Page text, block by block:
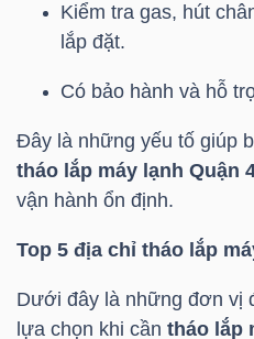
Kiểm tra gas, hút
lắp đặt.
Có bảo hành và hỗ
Đây là những yếu tố giúp
tháo lắp máy lạnh Quận
vận hành ổn định.
Top 5 địa chỉ tháo lắp
Dưới đây là những đơn vị
lựa chọn khi cần tháo lắp
NGÀNH
DOANH
NGHIỆP
PHIẾU